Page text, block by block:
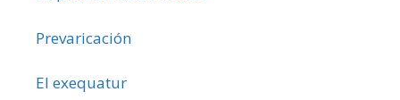
Prevaricación
El exequatur